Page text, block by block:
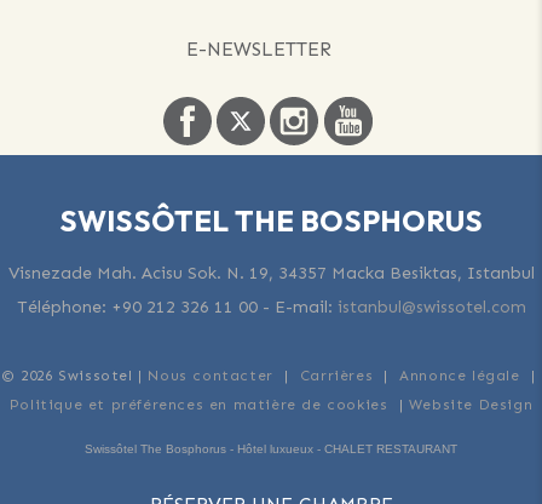
E-NEWSLETTER
SWISSÔTEL THE BOSPHORUS
Visnezade Mah. Acisu Sok. N. 19, 34357 Macka Besiktas, Istanbul
Téléphone: +90 212 326 11 00- E-mail: istanbul@swissotel.com
© 2026 Swissotel | Nous contacter | Carrières | Annonce légale |
Politique et préférences en matière de cookies | Website Design
Swissôtel The Bosphorus - Hôtel luxueux - CHALET RESTAURANT